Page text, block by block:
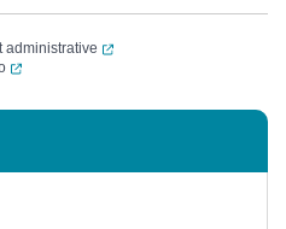
administrative
(ouverture dans un
(ouverture dans un nouvel onglet)